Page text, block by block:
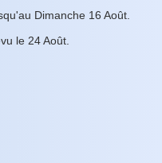
Dimanche 16 Août.
le 24 Août.